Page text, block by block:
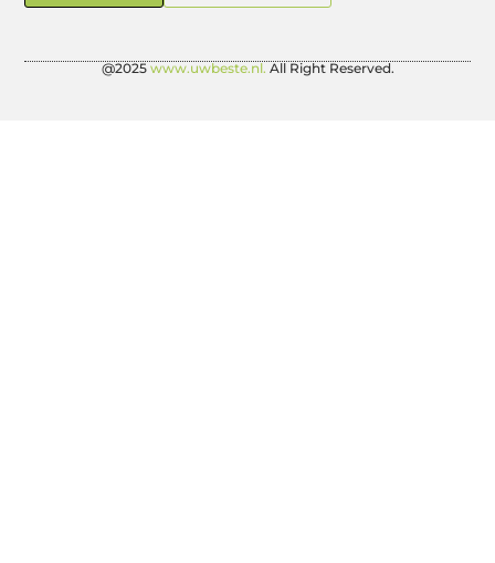
@2025 www.uwbeste.nl. All Right Reserved.